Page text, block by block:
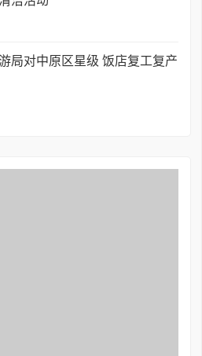
局对中原区星级 饭店复工复产